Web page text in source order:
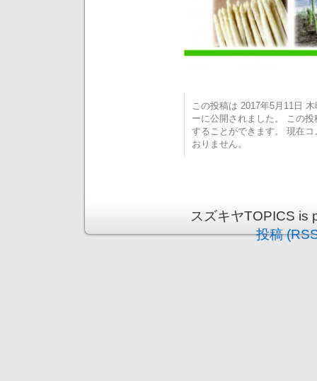
この投稿は 2017年5月11日
ーに公開されました。 この
することができます。 現在
おりません。
スズキヤTOPICS
投稿